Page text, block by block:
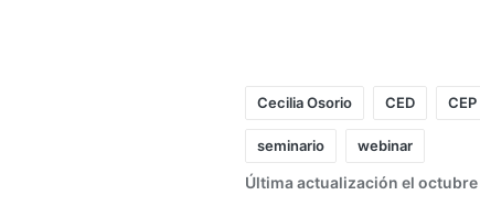
Cecilia Osorio CED CEP
seminario webinar
Última actualización el